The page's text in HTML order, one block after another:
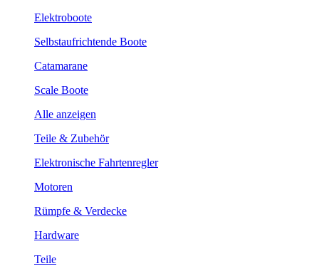
Elektroboote
Selbstaufrichtende Boote
Catamarane
Scale Boote
Alle anzeigen
Teile & Zubehör
Elektronische Fahrtenregler
Motoren
Rümpfe & Verdecke
Hardware
Teile